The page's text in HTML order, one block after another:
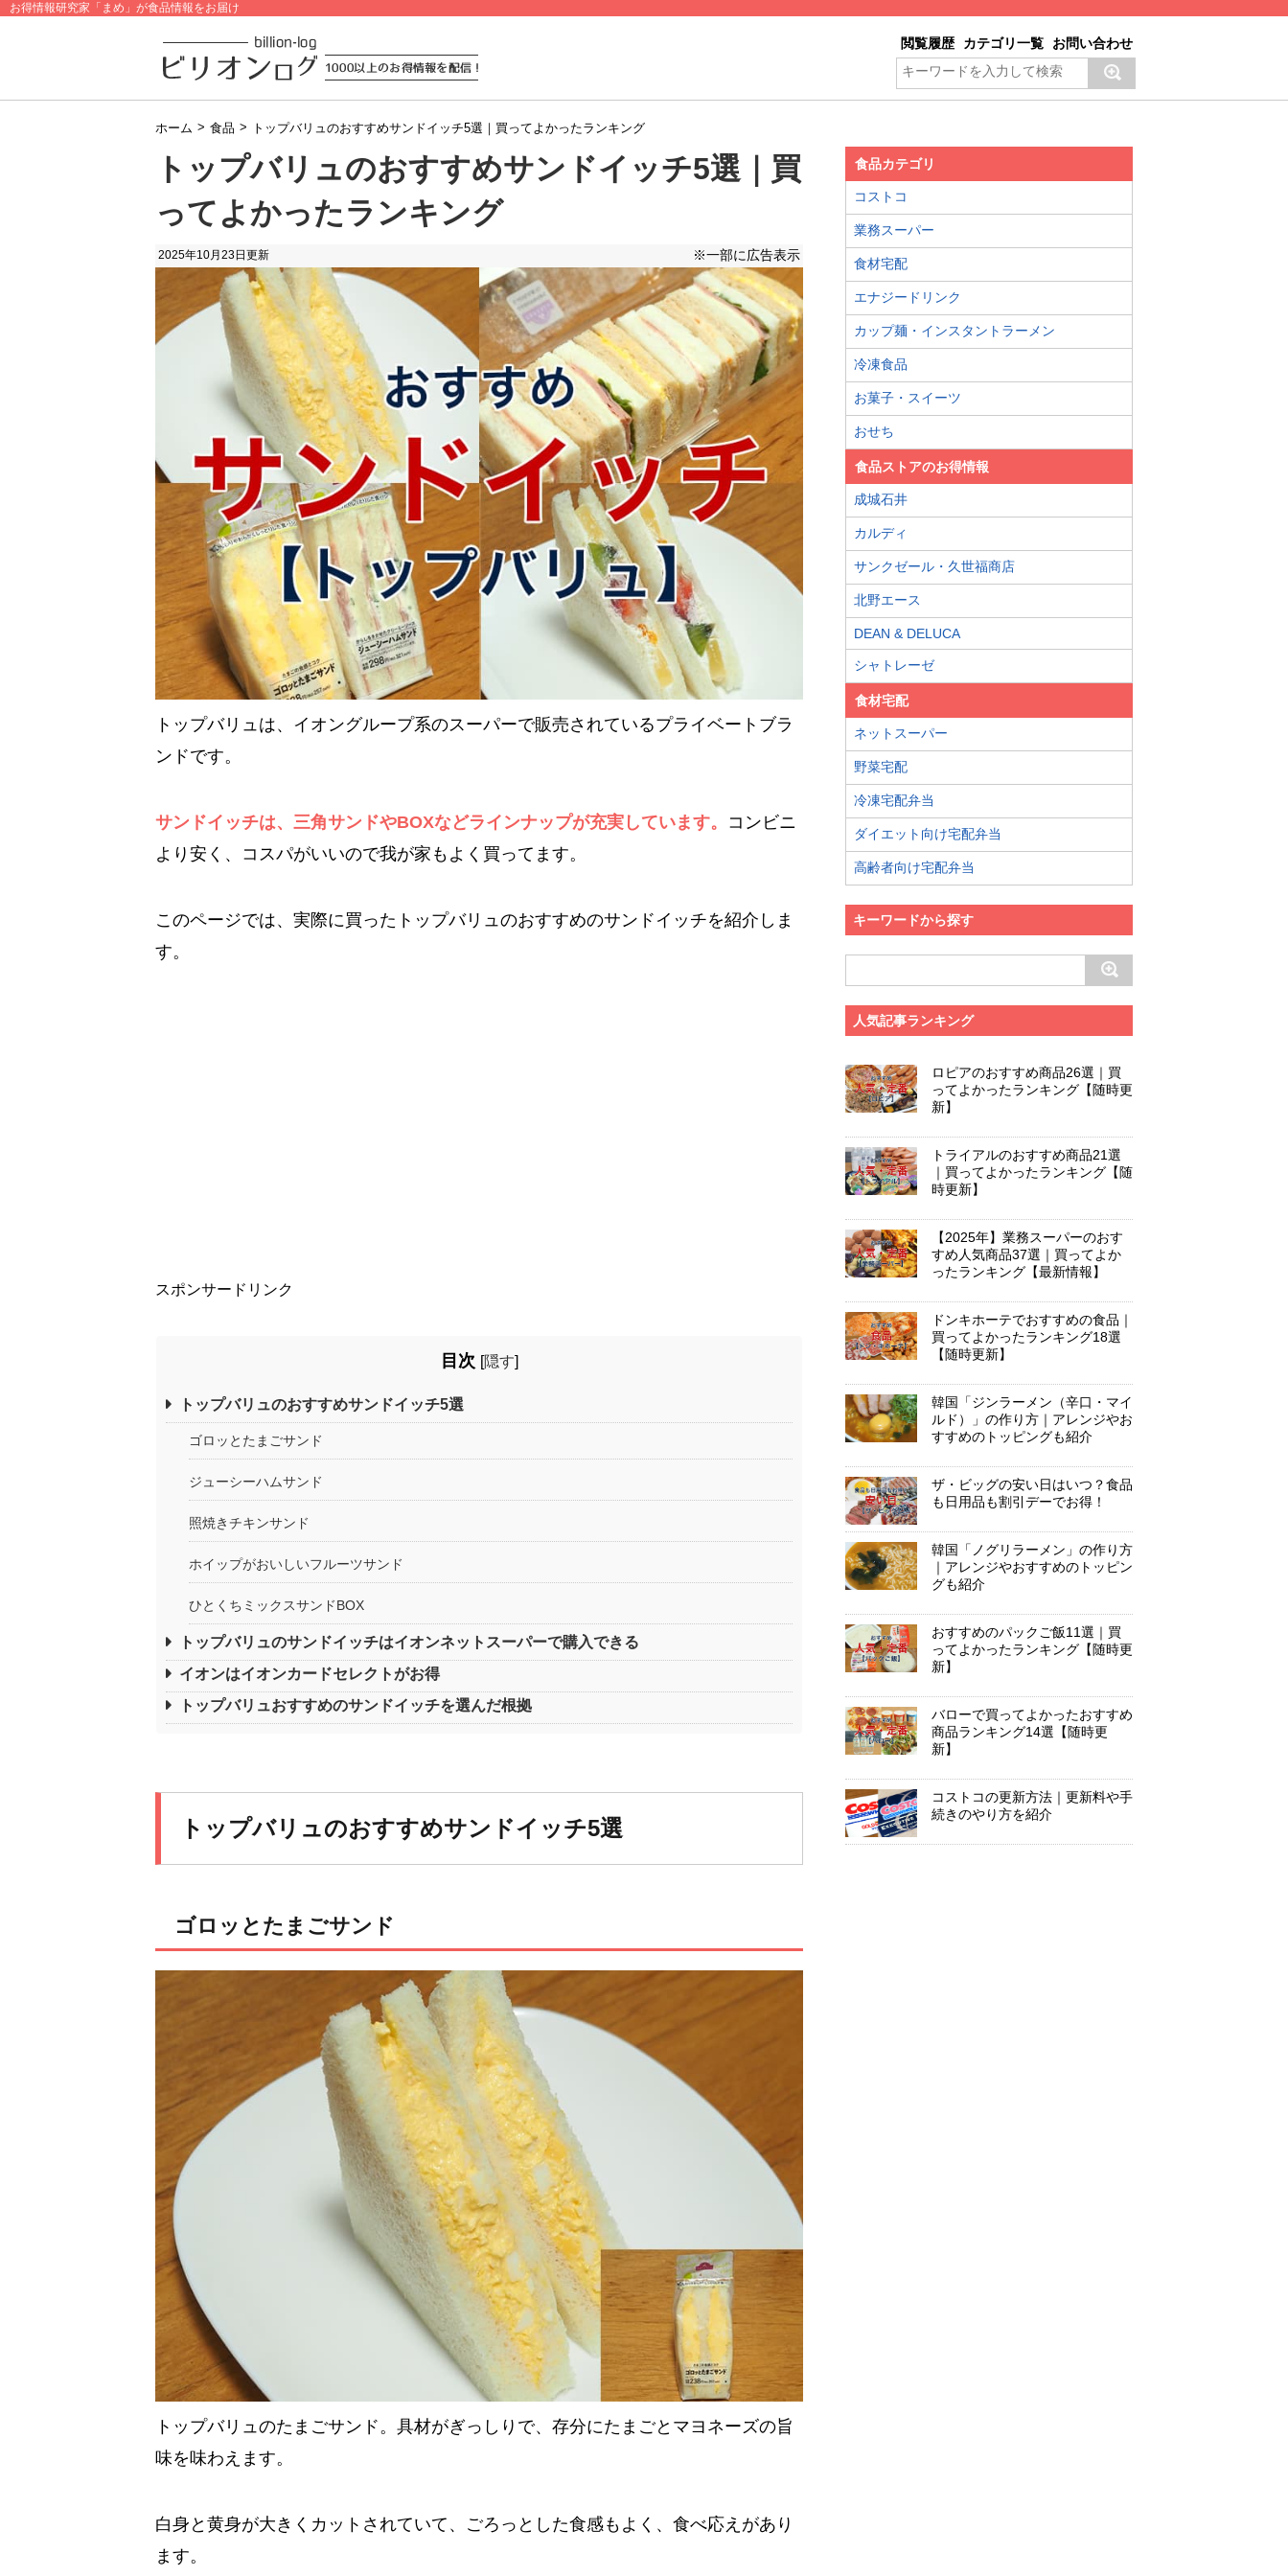
お得情報研究家「まめ」が食品情報をお届け
閲覧履歴 カテゴリ一覧 お問い合わせ
ホーム > 食品 > トップバリュのおすすめサンドイッチ5選｜買ってよかったランキング
トップバリュのおすすめサンドイッチ5選｜買
ってよかったランキング
2025年10月23日 更新 ※一部に広告表示
トップバリュは、イオングループ系のスーパーで販売されているプライベートブラ
ンドです。
サンドイッチは、三角サンドやBOXなどラインナップが充実しています。 コンビニ
より安く、コスパがいいので我が家もよく買ってます。
このページでは、実際に買ったトップバリュのおすすめのサンドイッチを紹介しま
す。
スポンサードリンク
目次 [隠す]
トップバリュのおすすめサンドイッチ5選
ゴロッとたまごサンド
ジューシーハムサンド
照焼きチキンサンド
ホイップがおいしいフルーツサンド
ひとくちミックスサンドBOX
トップバリュのサンドイッチはイオンネットスーパーで購入できる
イオンはイオンカードセレクトがお得
トップバリュおすすめのサンドイッチを選んだ根拠
トップバリュのおすすめサンドイッチ5選
ゴロッとたまごサンド
トップバリュのたまごサンド。具材がぎっしりで、存分にたまごとマヨネーズの旨
味を味わえます。
白身と黄身が大きくカットされていて、ごろっとした食感もよく、食べ応えがあり
ます。
食品カテゴリ
コストコ
業務スーパー
食材宅配
エナジードリンク
カップ麺・インスタントラーメン
冷凍食品
お菓子・スイーツ
おせち
食品ストアのお得情報
成城石井
カルディ
サンクゼール・久世福商店
北野エース
DEAN & DELUCA
シャトレーゼ
食材宅配
ネットスーパー
野菜宅配
冷凍宅配弁当
ダイエット向け宅配弁当
高齢者向け宅配弁当
キーワードから探す
人気記事ランキング
ロピアのおすすめ商品26選｜買
ってよかったランキング【随時更
新】
トライアルのおすすめ商品21選
｜買ってよかったランキング【随
時更新】
【2025年】業務スーパーのおす
すめ人気商品37選｜買ってよか
ったランキング【最新情報】
ドンキホーテでおすすめの食品｜
買ってよかったランキング18選
【随時更新】
韓国「ジンラーメン（辛口・マイ
ルド）」の作り方｜アレンジやお
すすめのトッピングも紹介
ザ・ビッグの安い日はいつ？食品
も日用品も割引デーでお得！
韓国「ノグリラーメン」の作り方
｜アレンジやおすすめのトッピン
グも紹介
おすすめのパックご飯11選｜買
ってよかったランキング【随時更
新】
バローで買ってよかったおすすめ
商品ランキング14選【随時更
新】
コストコの更新方法｜更新料や手
続きのやり方を紹介